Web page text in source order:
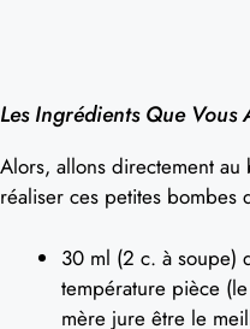
Les Ingrédients Que Vous
Alors, allons directement
réaliser ces petites bombes
30 ml (2 c. à soupe)
température pièce
mère jure être le